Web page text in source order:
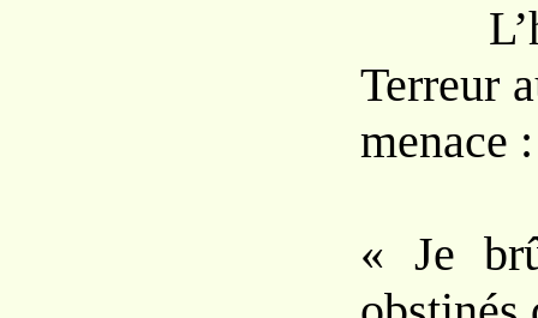
Terreur
menace :
« Je